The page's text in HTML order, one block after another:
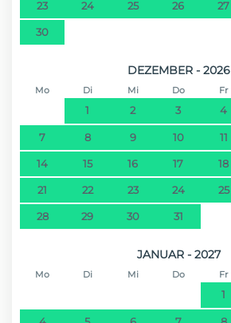
23 24 25 26 27
30
DEZEMBER - 2026
Mo Di Mi Do Fr
1 2 3 4
7 8 9 10 11
14 15 16 17 18
21 22 23 24 25
28 29 30 31
JANUAR - 2027
Mo Di Mi Do Fr
1